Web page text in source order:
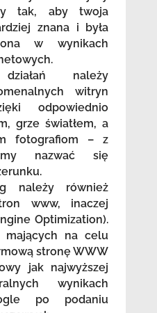
tak, aby twoja
znana i była
w wynikach
należy
witryn
odpowiednio
grze światłem, a
fotografiom – z
nazwać się
należy również
www, inaczej
Optimization).
na celu
stronę WWW
jak najwyższej
wynikach
po podaniu